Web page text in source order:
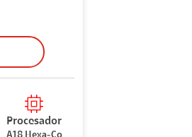
Procesador